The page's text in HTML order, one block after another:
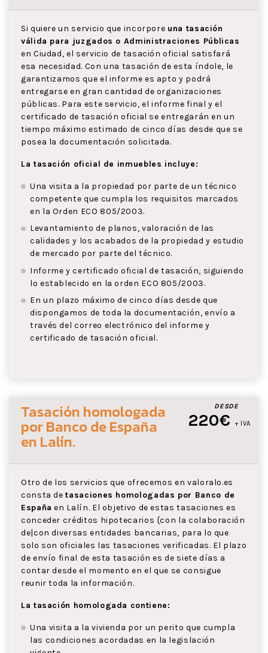
Si quiere un servicio que incorpore una tasación
válida para juzgados o Administraciones Públicas
en Ciudad, el servicio de tasación oficial satisfará
esa necesidad. Con una tasación de esta índole, le
garantizamos que el informe es apto y podrá
entregarse en gran cantidad de organizaciones
públicas. Para este servicio, el informe final y el
certificado de tasación oficial se entregarán en un
tiempo máximo estimado de cinco días desde que se
posea la documentación solicitada.
La tasación oficial de inmuebles incluye:
Una visita a la propiedad por parte de un técnico
competente que cumpla los requisitos marcados
en la Orden ECO 805/2003.
Levantamiento de planos, valoración de las
calidades y los acabados de la propiedad y estudio
de mercado por parte del técnico.
Informe y certificado oficial de tasación, siguiendo
lo establecido en la orden ECO 805/2003.
En un plazo máximo de cinco días desde que
dispongamos de toda la documentación, envío a
través del correo electrónico del informe y
certificado de tasación oficial.
DESDE
220€ + IVA
Tasación homologada
por Banco de España
en Lalín.
Otro de los servicios que ofrecemos en valoralo.es
consta detasaciones homologadas por Banco de
España en Lalín. El objetivo de estas tasaciones es
conceder créditos hipotecarios {con la colaboración
de|con diversas entidades bancarias, para lo que
solo son oficiales las tasaciones verificadas. El plazo
de envío final de esta tasación es de siete días a
contar desde el momento en el que se consigue
reunir toda la información.
La tasación homologada contiene:
Una visita a la vivienda por un perito que cumpla
las condiciones acordadas en la legislación